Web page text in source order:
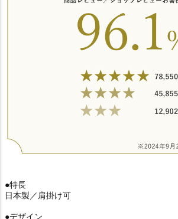
●特長
日本製／肩掛け可
●デザイン